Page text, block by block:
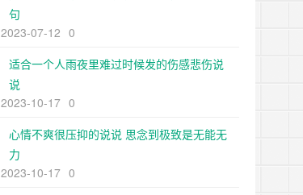
句
2023-07-12 0
适合一个人雨夜里难过时候发的伤感悲伤说
说
2023-10-17 0
心情不爽很压抑的说说 思念到极致是无能无
力
2023-10-17 0